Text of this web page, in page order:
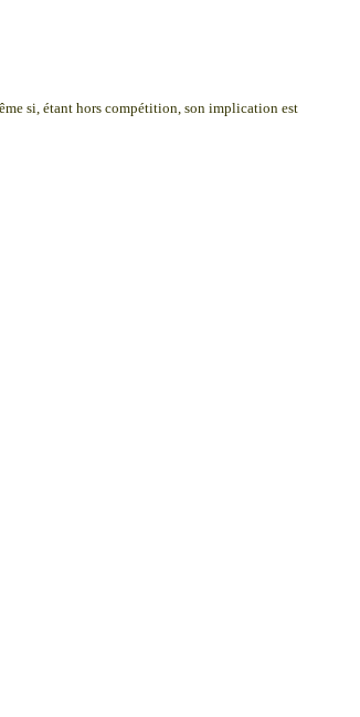
si, étant hors compétition, son implication est